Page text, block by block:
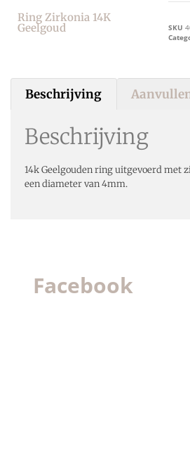
Ring Zirkonia 14K
Geelgoud SKU
Beschrijving
Beschrijving
14k Geelgouden ring uitgevoerd met
een diameter van 4mm.
Facebook